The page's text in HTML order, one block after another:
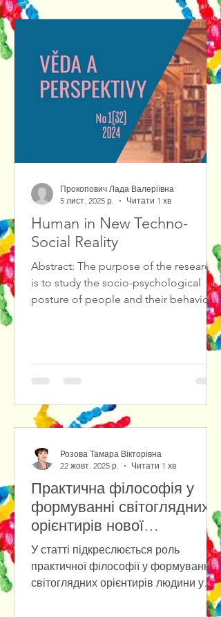
out of them.We propose to consider
of fact, cultural knowledge is
represented by var
Human in New Techno-
Social Reality
Abstract: The purpose of the research
is to study the socio-psychological
posture of people and their behavioral
psychological posture of people in the
conditions of social chaos and the new
from the desire for self-isolation (due
to socio- and technophobia) to
immersion in the cult of
technology.The
Прокопович Лада Валеріївна
5 лист. 2025 р.
Читати 1 хв
Практична філософія у
формуванні світоглядних
орієнтирів нової
антропології
У статті підкреслюється роль
практичної філософії у формуванні
світоглядних орієнтирів людини у
Розова Тамара Вікторівна
22 жовт. 2025 р.
Читати 1 хв